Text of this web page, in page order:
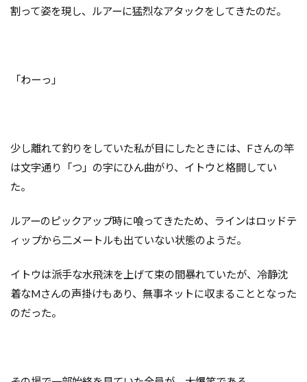
割って姿を現し、ルアーに猛烈なアタックをしてきたのだ。
「わーっ」
少し離れて釣りをしていた私が目にしたときには、Fさんの竿
は文字通り「つ」の字にひん曲がり、イトウと格闘してい
た。
ルアーのピックアップ時に喰ってきたため、ラインはロッドテ
ィップから二メートルも出ていない状態のようだ。
イトウは派手な水飛沫を上げて束の間暴れていたが、冷静沈
着なMさんの声掛けもあり、無事ネットに収まることとなった
のだった。